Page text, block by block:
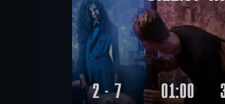
2 - 7 01:00